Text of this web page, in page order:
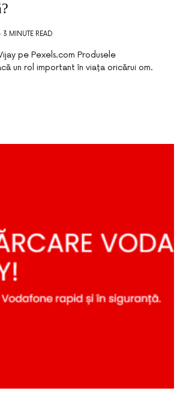
3 MINUTE READ
pe Pexels.com Produsele
un rol important în viața oricărui om.